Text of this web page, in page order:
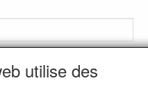
utilise des